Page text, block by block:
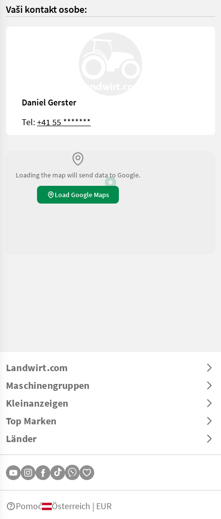
Vaši kontakt osobe:
Daniel Gerster
Tel:+41 55 *******
Loading the map will send data to Google.
Load Google Maps
Landwirt.com
Maschinengruppen
Kleinanzeigen
Top Marken
Länder
Pomoć Österreich | EUR